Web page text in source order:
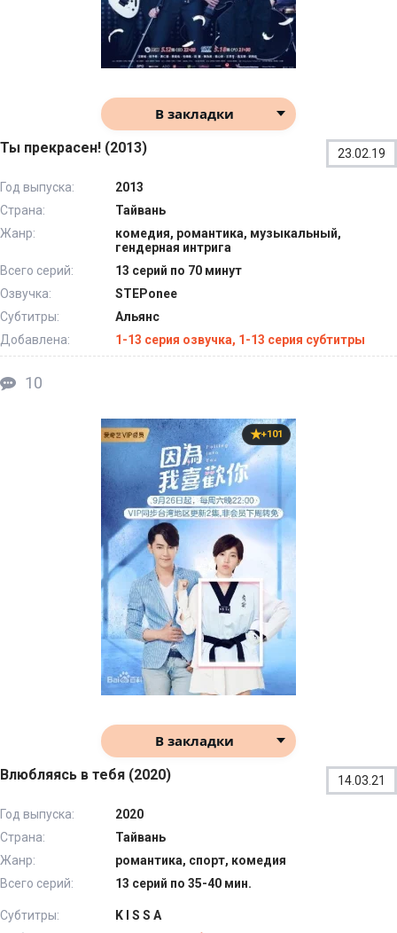
В закладки
Ты прекрасен! (2013) 23.02.19
Год выпуска:
2013
Страна:
Тайвань
Жанр:
комедия, романтика, музыкальный,
гендерная интрига
Всего серий:
13 серий по 70 минут
Озвучка:
STEPonee
Субтитры:
Альянс
Добавлена:
1-13 серия озвучка, 1-13 серия субтитры
10
+101
В закладки
Влюбляясь в тебя (2020) 14.03.21
Год выпуска:
2020
Страна:
Тайвань
Жанр:
романтика, спорт, комедия
Всего серий:
13 серий по 35-40 мин.
Субтитры:
K I S S A